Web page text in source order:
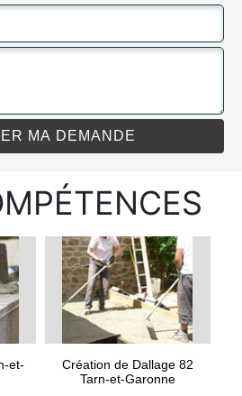
et-
Création de Dallage 82
Tarn-et-Garonne